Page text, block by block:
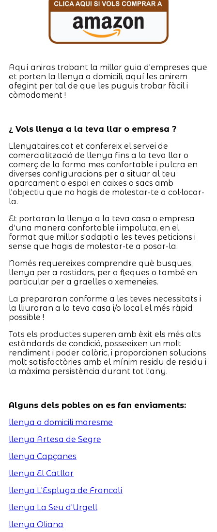
Aquí aniras trobant la millor guia d'empreses que
et porten la llenya a domicili, aquí les anirem
afegint per tal de que les puguis trobar fàcil i
còmodament !
¿ Vols llenya a la teva llar o empresa ?
Llenyataires.cat et confereix el servei de
comercialització de llenya fins a la teva llar o
comerç de la forma mes confortable i pulcra en
diverses configuracions per a situar al teu
aparcament o espai en caixes o sacs amb
l'objectiu que no hagis de molestar-te a col·locar-
la.
Et portaran la llenya a la teva casa o empresa
d'una manera confortable i impoluta, en el
format que millor s'adapti a les teves peticions i
sense que hagis de molestar-te a posar-la.
Només requereixes comprendre què busques,
llenya per a rostidors, per a fleques o també en
particular per a graelles o xemeneies.
La prepararan conforme a les teves necessitats i
la lliuraran a la teva casa i/o local el més ràpid
possible !
Tots els productes superen amb èxit els més alts
estàndards de condició, posseeixen un molt
rendiment i poder calòric, i proporcionen solucions
molt satisfactòries amb el mínim residu de residu i
la màxima persistència durant tot l'any.
Alguns dels pobles on es fan enviaments:
llenya a domicili maresme
llenya Artesa de Segre
llenya Capçanes
llenya El Catllar
llenya L'Espluga de Francolí
llenya La Seu d'Urgell
llenya Oliana